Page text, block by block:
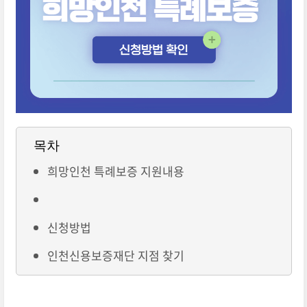
목차
희망인천 특례보증 지원내용
신청방법
인천신용보증재단 지점 찾기